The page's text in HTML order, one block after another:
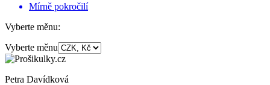
Mírně pokročilí
Vyberte měnu:
Vyberte měnu
Petra Davídková